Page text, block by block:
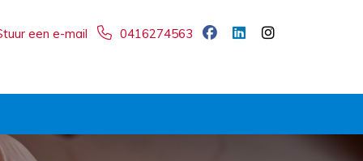
een e-mail 0416274563